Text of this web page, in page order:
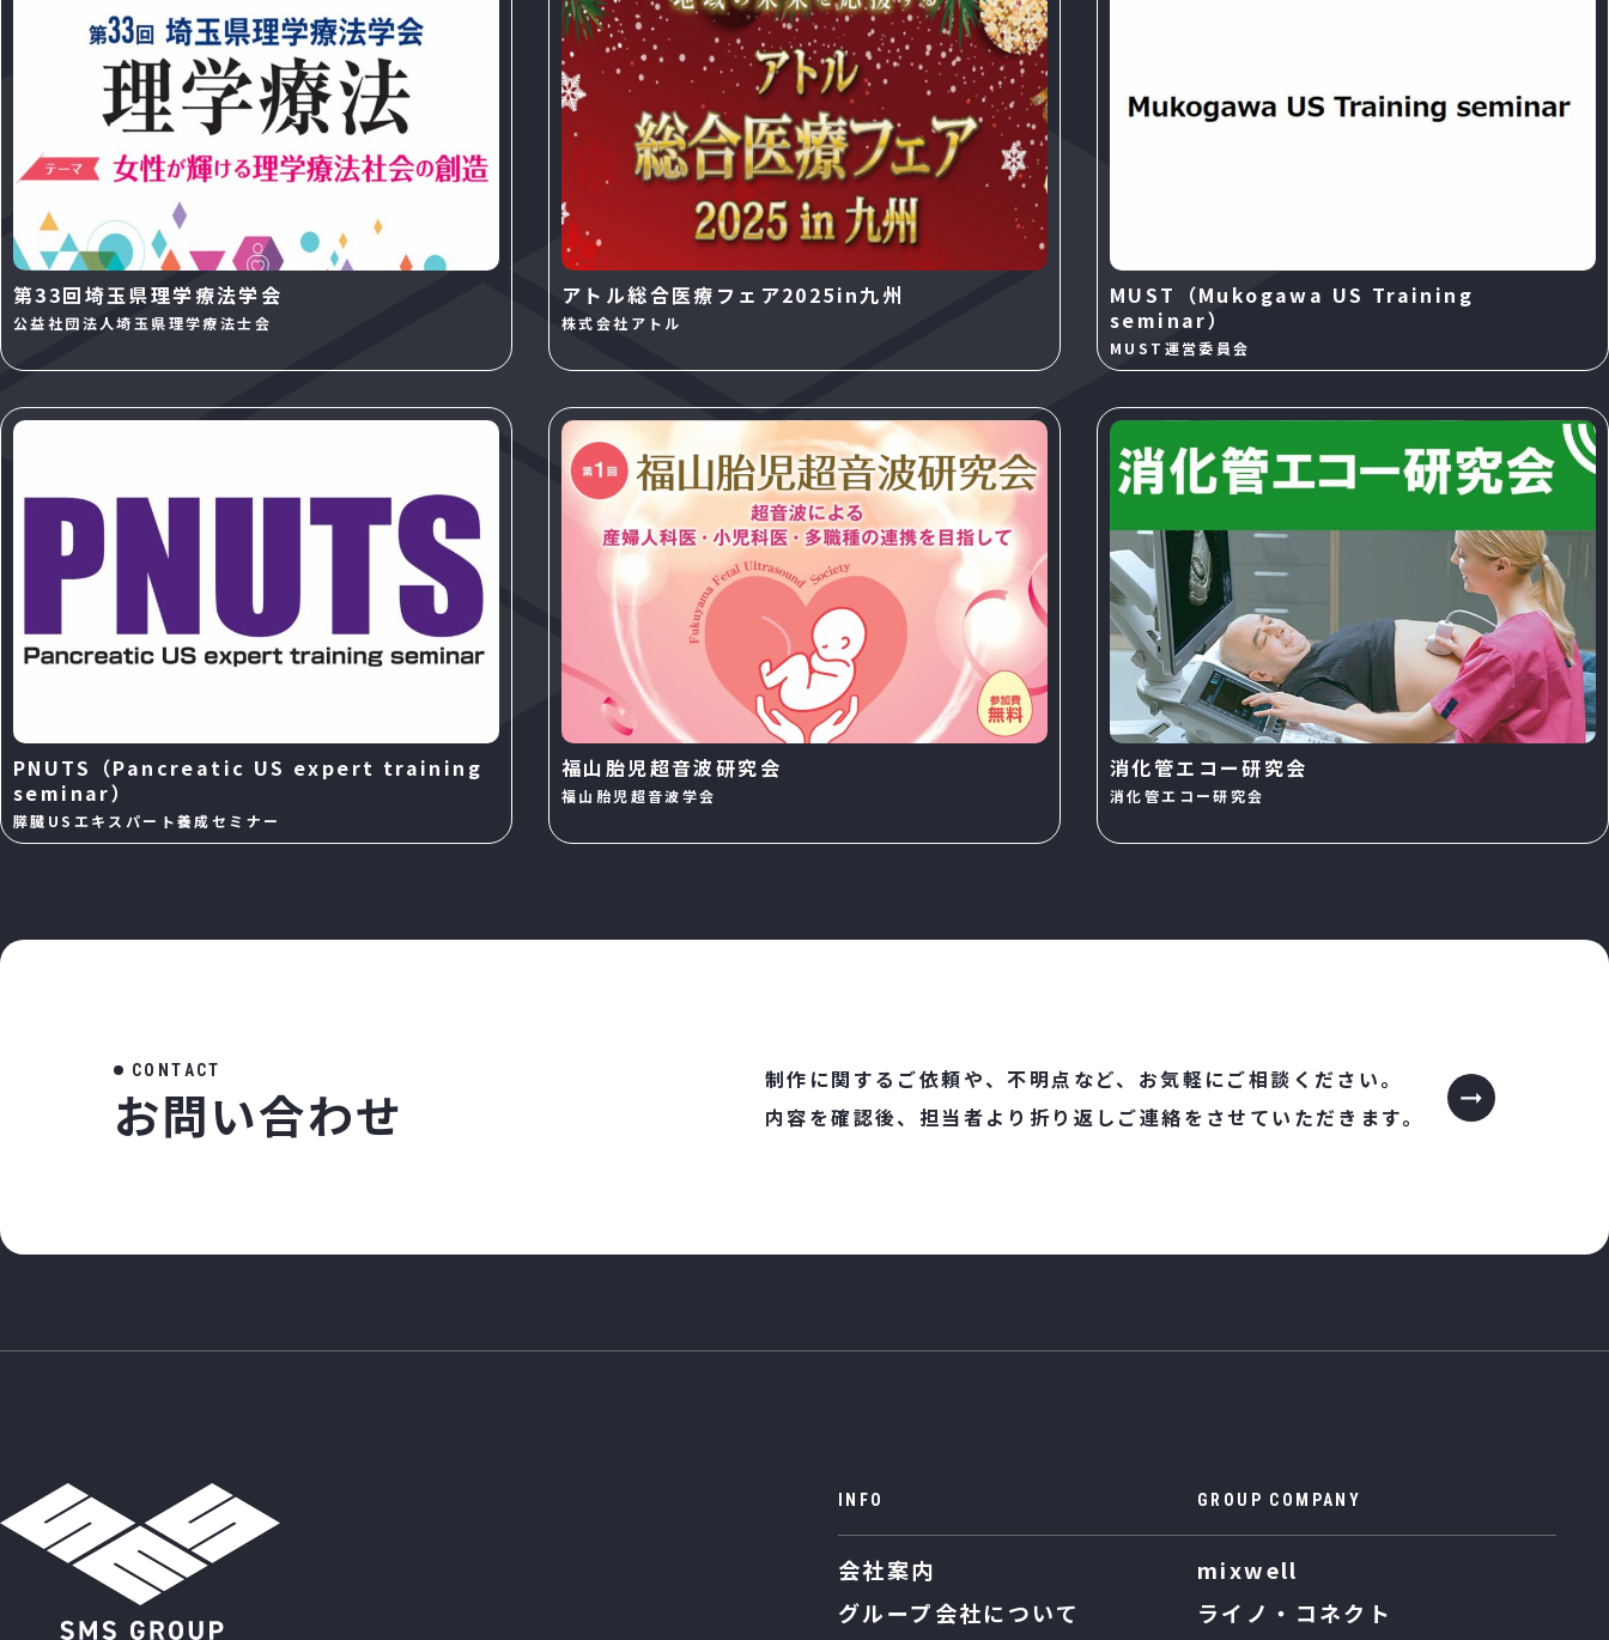
第33回埼玉県理学療法学会
公益社団法人埼玉県理学療法士会
アトル総合医療フェア2025in九州
株式会社アトル
MUST（Mukogawa US Training
seminar）
MUST運営委員会
PNUTS（Pancreatic US expert training
seminar）
膵臓USエキスパート養成セミナー
福山胎児超音波研究会
福山胎児超音波学会
消化管エコー研究会
消化管エコー研究会
CO NTACT
お問い合わせ
制作に関するご依頼や、不明点など、 お気軽にご相談ください。
内容を確認後、担当者より 折り返しご連絡をさせていただきます。
INFO
会社案内
グループ会社について
GROUP COMPANY
mixwell
ライノ・コネクト